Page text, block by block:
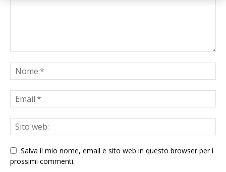
Salva il mio nome, email e sito web in questo browser per i
prossimi commenti.